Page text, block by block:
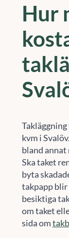
Hur
kvm i
bland
Ska taket
byta
takpapp blir
besiktiga
om taket
sida om